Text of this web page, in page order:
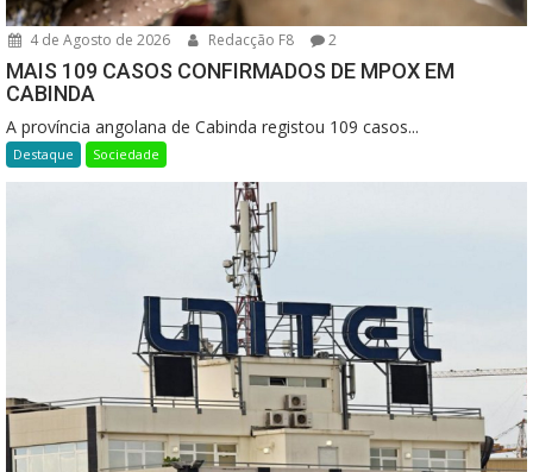
4 de Agosto de 2026 Redacção F8 2
MAIS 109 CASOS CONFIRMADOS DE MPOX EM
CABINDA
A província angolana de Cabinda registou 109 casos...
Destaque Sociedade